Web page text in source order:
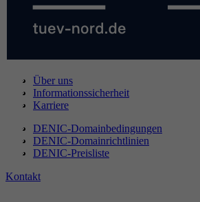
Über uns
Informationssicherheit
Karriere
DENIC-Domainbedingungen
DENIC-Domainrichtlinien
DENIC-Preisliste
Kontakt